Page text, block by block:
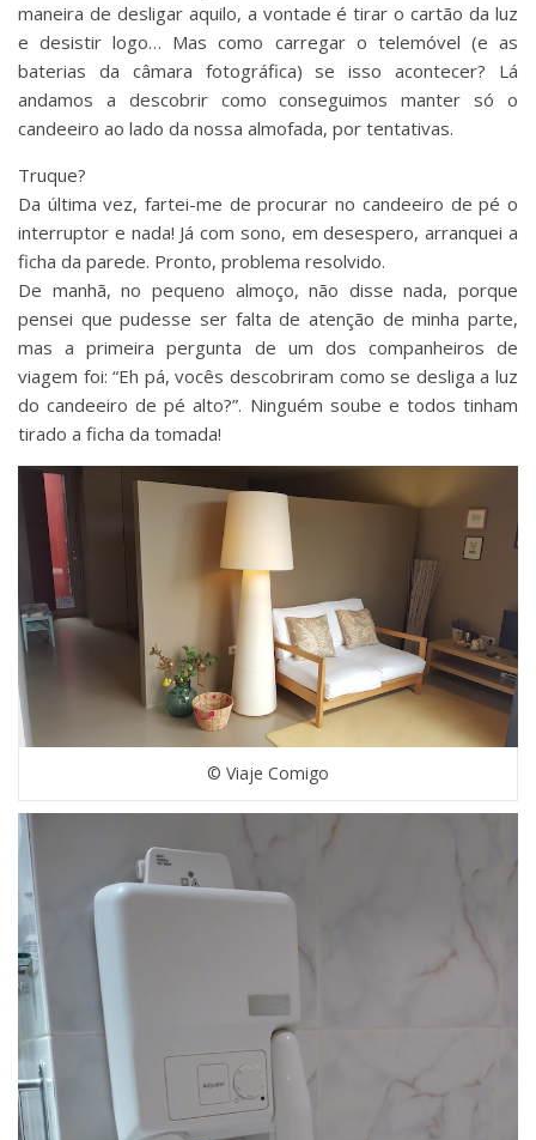
maneira de desligar aquilo, a vontade é tirar o cartão da luz
e desistir logo… Mas como carregar o telemóvel (e as
baterias da câmara fotográfica) se isso acontecer? Lá
andamos a descobrir como conseguimos manter só o
candeeiro ao lado da nossa almofada, por tentativas.
Truque?
Da última vez, fartei-me de procurar no candeeiro de pé o
interruptor e nada! Já com sono, em desespero, arranquei a
ficha da parede. Pronto, problema resolvido.
De manhã, no pequeno almoço, não disse nada, porque
pensei que pudesse ser falta de atenção de minha parte,
mas a primeira pergunta de um dos companheiros de
viagem foi: “Eh pá, vocês descobriram como se desliga a luz
do candeeiro de pé alto?”. Ninguém soube e todos tinham
tirado a ficha da tomada!
© Viaje Comigo